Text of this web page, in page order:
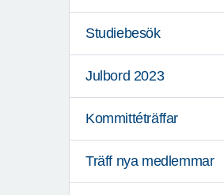
Studiebesök
Julbord 2023
Kommittéträffar
Träff nya medlemmar